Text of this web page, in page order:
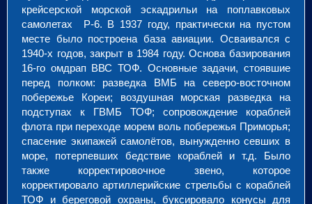
крейсерской морской эскадрильи на поплавковых
самолетах Р-6. В 1937 году, практически на пустом
месте было построена база авиации. Осваивался с
1940-х годов, закрыт в 1984 году. Основа базирования
16-го омдрап ВВС ТОФ. Основные задачи, стоявшие
перед полком: разведка ВМБ на северо-восточном
побережье Кореи; воздушная морская разведка на
подступах к ГВМБ ТОФ; сопровождение кораблей
флота при переходе морем воль побережья Приморья;
спасение экипажей самолётов, вынужденно севших в
море, потерпевших бедствие кораблей и т.д. Было
также корректировочное звено, которое
корректировало артиллерийские стрельбы с кораблей
ТОФ и береговой охраны, буксировало конусы для